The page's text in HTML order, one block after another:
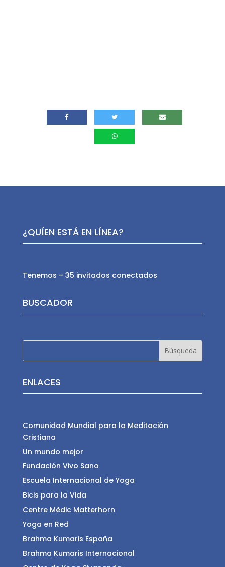
¿QUÍEN ESTÁ EN LÍNEA?
Tenemos – 35 invitados conectados
BUSCADOR
ENLACES
Comunidad Mundial para la Meditación
Cristiana
Un mundo mejor
Fundación Vivo Sano
Escuela Internacional de Yoga
Bicis para la Vida
Centre Mèdic Matterhorn
Yoga en Red
Brahma Kumaris España
Brahma Kumaris Internacional